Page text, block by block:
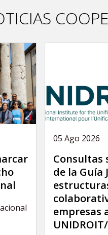
05 Ago 2026
Consultas
de la Guía
empresas